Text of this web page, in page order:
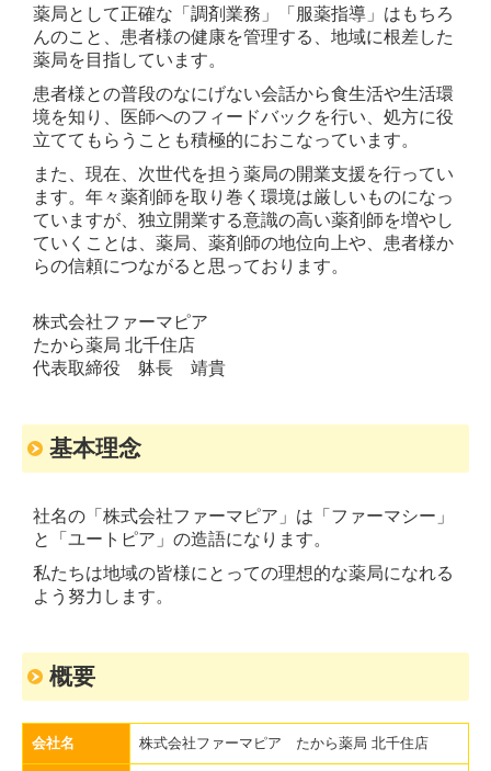
薬局として正確な「調剤業務」「服薬指導」はもちろ
んのこと、患者様の健康を管理する、地域に根差した
薬局を目指しています。
患者様との普段のなにげない会話から食生活や生活環
境を知り、医師へのフィードバックを行い、処方に役
立ててもらうことも積極的におこなっています。
また、現在、次世代を担う薬局の開業支援を行ってい
ます。年々薬剤師を取り巻く環境は厳しいものになっ
ていますが、独立開業する意識の高い薬剤師を増やし
ていくことは、薬局、薬剤師の地位向上や、患者様か
らの信頼につながると思っております。
株式会社ファーマピア
たから薬局 北千住店
代表取締役 躰長 靖貴
基本理念
社名の「株式会社ファーマピア」は「ファーマシー」
と「ユートピア」の造語になります。
私たちは地域の皆様にとっての理想的な薬局になれる
よう努力します。
概要
会社名 株式会社ファーマピア たから薬局 北千住店